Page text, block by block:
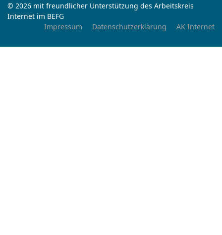
© 2026 mit freundlicher Unterstützung des Arbeitskreis
Internet im BEFG
Impressum
Datenschutzerklärung AK Internet